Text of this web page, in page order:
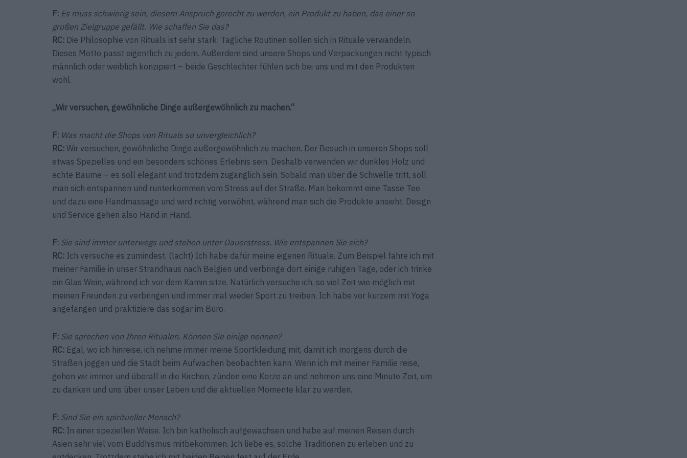
F: Es muss schwierig sein, diesem Anspruch gerecht zu werden, ein Produkt zu haben, das einer so
großen Zielgruppe gefällt. Wie schaffen Sie das?
RC: Die Philosophie von Rituals ist sehr stark: Tägliche Routinen sollen sich in Rituale verwandeln.
Dieses Motto passt eigentlich zu jedem. Außerdem sind unsere Shops und Verpackungen nicht typisch
männlich oder weiblich konzipiert – beide Geschlechter fühlen sich bei uns und mit den Produkten
wohl.
„Wir versuchen, gewöhnliche Dinge außergewöhnlich zu machen.“
F: Was macht die Shops von Rituals so unvergleichlich?
RC: Wir versuchen, gewöhnliche Dinge außergewöhnlich zu machen. Der Besuch in unseren Shops soll
etwas Spezielles und ein besonders schönes Erlebnis sein. Deshalb verwenden wir dunkles Holz und
echte Bäume – es soll elegant und trotzdem zugänglich sein. Sobald man über die Schwelle tritt, soll
man sich entspannen und runterkommen vom Stress auf der Straße. Man bekommt eine Tasse Tee
und dazu eine Handmassage und wird richtig verwöhnt, während man sich die Produkte ansieht. Design
und Service gehen also Hand in Hand.
F: Sie sind immer unterwegs und stehen unter Dauerstress. Wie entspannen Sie sich?
RC: Ich versuche es zumindest. (lacht) Ich habe dafür meine eigenen Rituale. Zum Beispiel fahre ich mit
meiner Familie in unser Strandhaus nach Belgien und verbringe dort einige ruhigen Tage, oder ich trinke
ein Glas Wein, während ich vor dem Kamin sitze. Natürlich versuche ich, so viel Zeit wie möglich mit
meinen Freunden zu verbringen und immer mal wieder Sport zu treiben. Ich habe vor kurzem mit Yoga
angefangen und praktiziere das sogar im Büro.
F: Sie sprechen von Ihren Ritualen. Können Sie einige nennen?
RC: Egal, wo ich hinreise, ich nehme immer meine Sportkleidung mit, damit ich morgens durch die
Straßen joggen und die Stadt beim Aufwachen beobachten kann. Wenn ich mit meiner Familie reise,
gehen wir immer und überall in die Kirchen, zünden eine Kerze an und nehmen uns eine Minute Zeit, um
zu danken und uns über unser Leben und die aktuellen Momente klar zu werden.
F: Sind Sie ein spiritueller Mensch?
RC: In einer speziellen Weise. Ich bin katholisch aufgewachsen und habe auf meinen Reisen durch
Asien sehr viel vom Buddhismus mitbekommen. Ich liebe es, solche Traditionen zu erleben und zu